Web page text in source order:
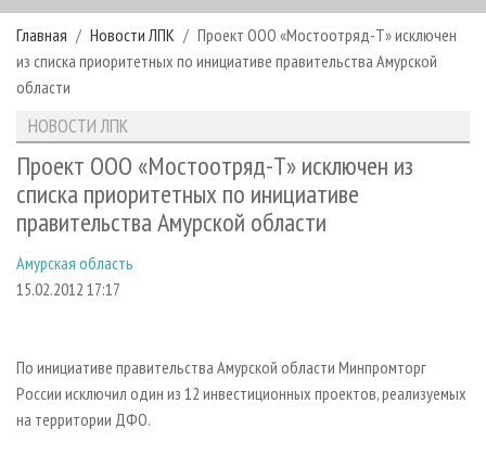
РУБРИКИ И ТЕМЫ
РУБРИКИ ЖУРНАЛА
ЛЕСНОЕ ХОЗЯЙСТВО
ЛЕСОЗАГОТОВКА
ЛЕСОПИЛЕНИЕ
ДЕРЕВООБРАБОТКА
СУШКА ДРЕВЕСИНЫ
ПРОИЗВОДСТВО ДРЕВЕСНЫХ ПЛИТ
ДЕРЕВЯННОЕ ДОМОСТРОЕНИЕ
БИОЭНЕРГЕТИКА
ЦБП
НОВОСТИ
КАЛЕНДАРЬ СОБЫТИЙ
НОВОСТИ ЛПК
НОВОСТИ ЖУРНАЛА
НОВОСТИ КОМПАНИЙ
ПРОЕКТЫ ЛПИ
АНАЛИТИКА
ПРЕДПРИЯТИЯ ЛПК
ЛЕСНЫЕ РЕГИОНЫ РОССИИ
ПЕРСОНЫ
МОБИЛЬНЫЕ ВЫСТАВКИ
RUSSIAN FORESTRY REVIEW
ГАЗЕТА ЛЕСПРОМФОРУМ
АРХИВ
АРХИВ ЖУРНАЛОВ
СТАТЬИ
О ЖУРНАЛЕ
ПОДПИСКА
КОНТАКТЫ
РЕКЛАМОДАТЕЛЯМ
РЕКЛАМА
РЕКЛАМА НА САЙТЕ
Главная Новости ЛПК
Проект ООО «Мостоотряд-Т» исключен
из списка приоритетных по инициативе правительства Амурской
области
НОВОСТИ ЛПК
Проект ООО «Мостоотряд-Т» исключен из
списка приоритетных по инициативе
правительства Амурской области
Амурская область
15.02.2012 17:17
По инициативе правительства Амурской области Минпромторг
России исключил один из 12 инвестиционных проектов, реализуемых
на территории ДФО.